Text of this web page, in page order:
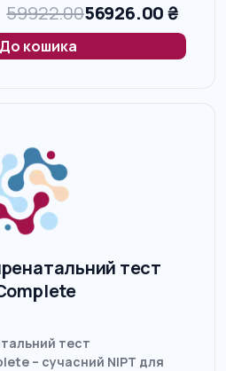
59922.0056926.00₴
До кошика
тест
тест
– сучасний NIPT для